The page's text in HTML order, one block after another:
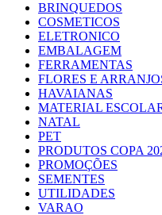
BRINQUEDOS
COSMETICOS
ELETRONICO
EMBALAGEM
FERRAMENTAS
FLORES E
HAVAIANAS
MATERIAL
NATAL
PET
PRODUTOS COPA
PROMOÇÕES
SEMENTES
UTILIDADES
VARAO